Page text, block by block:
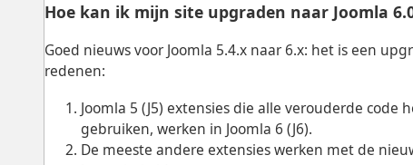
Hoe kan ik mijn site upgraden naar Joomla
Goed nieuws voor Joomla 5.4.x naar 6.x: het is een
redenen:
Joomla 5 (J5) extensies die alle verouderde
gebruiken, werken in Joomla 6 (J6).
De meeste andere extensies werken met de